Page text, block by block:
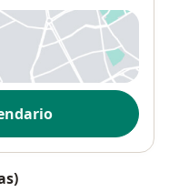
en una nueva